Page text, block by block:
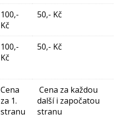
100,-
Kč
50,- Kč
100,-
Kč
50,- Kč
Cena
za 1.
stranu
Cena za každou
další i započatou
stranu